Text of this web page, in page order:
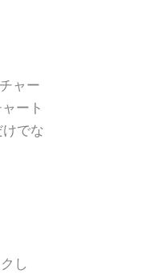
ャー
ート
でな
し